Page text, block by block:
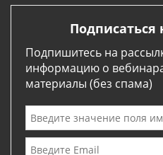
Подпишитесь на
информацию о
материалы (без спама)